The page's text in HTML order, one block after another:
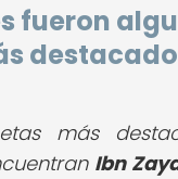
fueron
más
Ibn